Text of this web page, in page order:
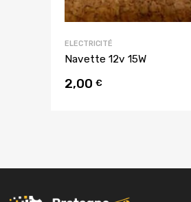
ELECTRICITÉ
Navette 12v 15W
2,00 €